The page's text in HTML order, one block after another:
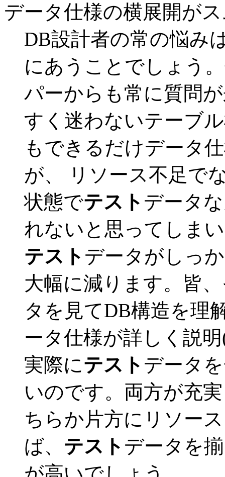
データ仕様の横展開が
DB設計者の常の悩み
にあうことでしょう
パーからも常に質問
すく迷わないテーブ
もできるだけデータ
が、 リソース不足で
状態でテスト データ
れないと思ってしま
テスト データがしっ
大幅に減ります。皆
タを見てDB構造を理
ータ仕様が詳しく説
実際にテスト データ
いのです。両方が充
ちらか片方にリソー
ば、 テスト データを